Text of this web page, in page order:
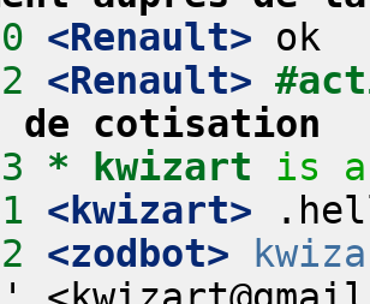
<Renault>
<Renault>
de cotisation
* kwizart
is
<kwizart>
<zodbot>